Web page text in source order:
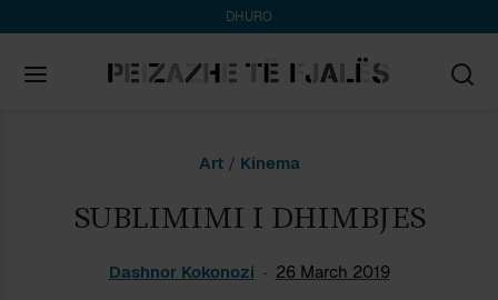
DHURO
Art/ Kinema
SUBLIMIMI I DHIMBJES
Dashnor Kokonozi 26 March 2019